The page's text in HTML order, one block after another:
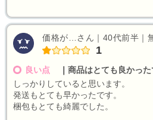
価格が…さん｜40代前半｜
1
良い点
商品はとても良かった
しっかりしていると思います。
発送もとても早かったです。
梱包もとても綺麗でした。